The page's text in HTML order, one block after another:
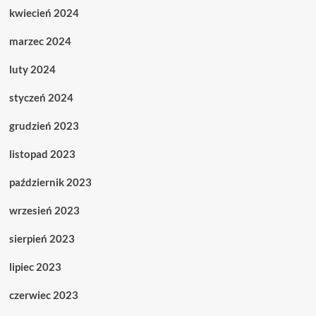
kwiecień 2024
marzec 2024
luty 2024
styczeń 2024
grudzień 2023
listopad 2023
październik 2023
wrzesień 2023
sierpień 2023
lipiec 2023
czerwiec 2023